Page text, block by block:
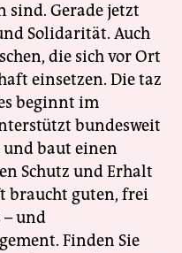
sind. Gerade jetzt
Solidarität. Auch
die sich vor Ort
einsetzen. Die taz
beginnt im
bundesweit
baut einen
Schutz und Erhalt
braucht guten, frei
und
Finden Sie